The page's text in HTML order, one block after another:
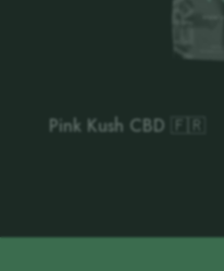
Pink Kush CBD 🇫🇷